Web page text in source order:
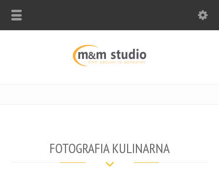
FOTOGRAFIA KULINARNA